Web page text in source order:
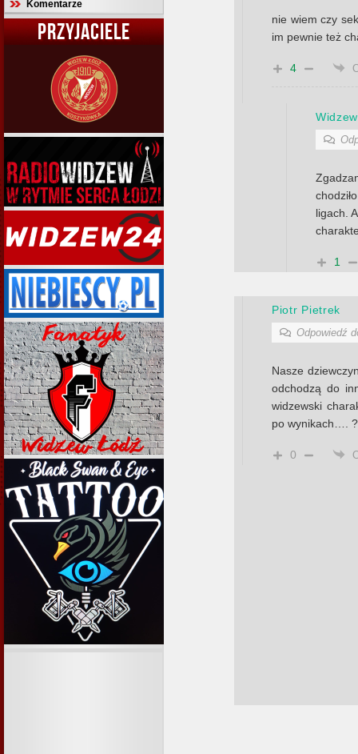
Komentarze
PRZYJACIELE
nie wiem czy
im pewnie też
4
ligach.
1
Piotr Pietrek
Odpowiedź
Nasze
odchodzą do
widzewski
po wynikach….
0